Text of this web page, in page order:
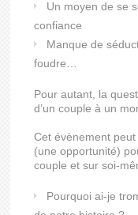
Un moyen de se
confiance
Manque de
foudre…
Pour autant, la
d’un couple à un
Cet évènement
(une opportunité)
couple et sur soi-
Pourquoi ai-je